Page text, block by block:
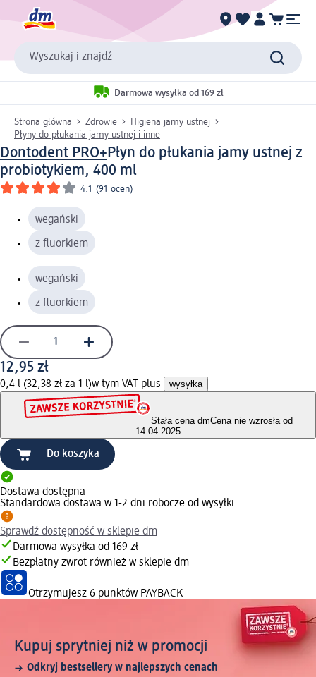
Wyszukaj i znajdź
Darmowa wysyłka od 169 zł
Strona główna Zdrowie
Higiena jamy ustnej
Płyny do płukania jamy ustnej i inne
Dontodent PRO+Płyn do płukania jamy ustnej z
probiotykiem, 400 ml
4.1 (91 ocen)
wegański
z fluorkiem
wegański
z fluorkiem
12,95 zł
0,4 l (32,38 zł za 1 l)w tym VAT plus wysyłka
Stała cena dmCena nie wzrosła od
14.04.2025
Do koszyka
Dostawa dostępna
Standardowa dostawa w 1-2 dni robocze od wysyłki
Sprawdź dostępność w sklepie dm
Darmowa wysyłka od 169 zł
Bezpłatny zwrot również w sklepie dm
Otrzymujesz 6 punktów PAYBACK
Kupuj sprytniej niż w promocji
Odkryj bestsellery w najlepszych cenach